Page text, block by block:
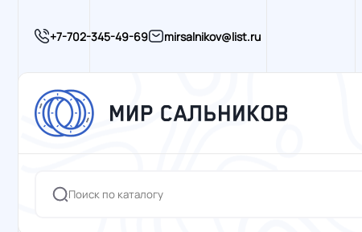
+7-702-345-49-69 mirsalnikov@list.ru